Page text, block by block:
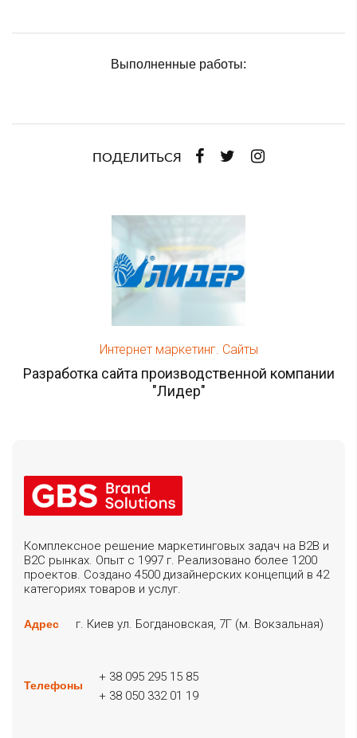
Выполненные работы:
ПОДЕЛИТЬСЯ
Интернет маркетинг. Сайты
Разработка сайта производственной компании
"Лидер"
Комплексное решение маркетинговых задач на B2B и
B2C рынках. Опыт с 1997 г. Реализовано более 1200
проектов. Создано 4500 дизайнерских концепций в 42
категориях товаров и услуг.
Адрес г. Киев ул. Богдановская, 7Г (м. Вокзальная)
Телефоны
+ 38 095 295 15 85
+ 38 050 332 01 19